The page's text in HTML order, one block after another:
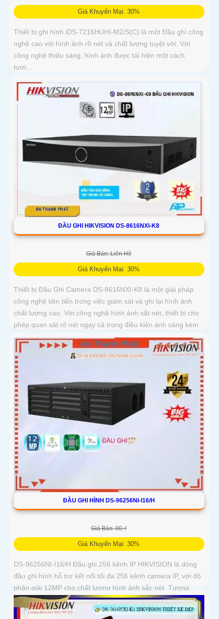
Giá Khuyến Mại: 30%
Thiết bị ghi hình iDS-7216HUHI-M2/S(C) là một Đầu ghi công
nghệ cao với hình ảnh rõ nét và chất lượng tuyệt vời. Với
công nghệ thiếu sáng, hình ảnh được tái hiện một cách
tươi...
ĐẦU GHI HIKVISION DS-8616NXI-K8
Giá Bán: Liên Hệ
Giá Khuyến Mại: 30%
Thiết bị Đầu Ghi Camera DS-8616NXI-K8 là một giải pháp
công nghệ tiên tiến trong việc giám sát và ghi lại hình ảnh
chất lượng cao. Với công nghệ hình ảnh sắt nét, thiết bị cho
phép quan sát rõ nét ngay cả trong điều kiện ánh sáng kém
ĐẦU GHI HÌNH DS-96256NI-I16/H
Giá Bán: 00 ₫
Giá Khuyến Mại: 30%
DS-96256NI-I16/H Đầu ghi 256 kênh IP HIKVISION là dòng
đầu ghi hình hỗ trợ kết nối tối đa 256 kênh camera IP, với độ
phân giải 12MP cho chất lượng hình ảnh sắc nét. Tương
thích với tín hiệu ngõ ra: 2 HDMI, 1VGA